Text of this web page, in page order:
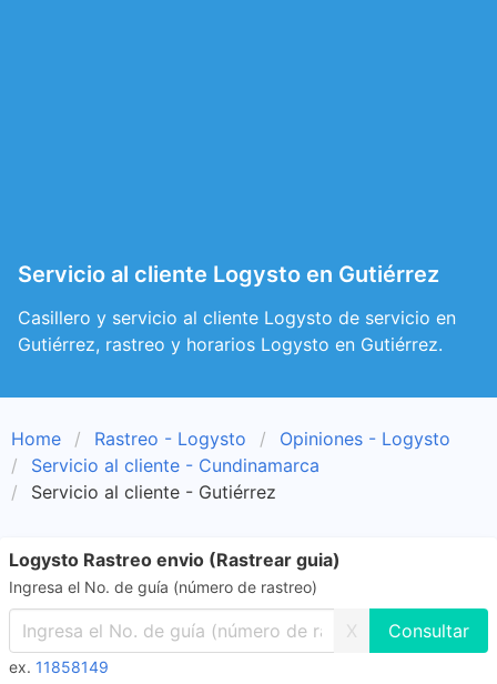
Servicio al cliente Logysto en Gutiérrez
Casillero y servicio al cliente Logysto de servicio en
Gutiérrez, rastreo y horarios Logysto en Gutiérrez.
Home Rastreo - Logysto
Opiniones - Logysto
Servicio al cliente - Cundinamarca
Servicio al cliente - Gutiérrez
Logysto Rastreo envio (Rastrear guia)
Ingresa el No. de guía (número de rastreo)
X
ex. 11858149